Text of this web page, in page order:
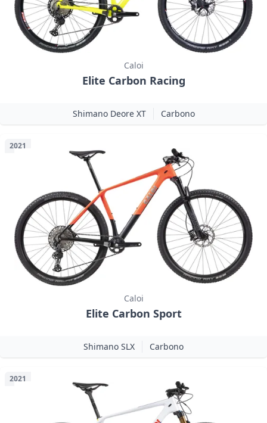
Caloi
Elite Carbon Racing
Shimano Deore XT Carbono
2021
Caloi
Elite Carbon Sport
Shimano SLX Carbono
2021